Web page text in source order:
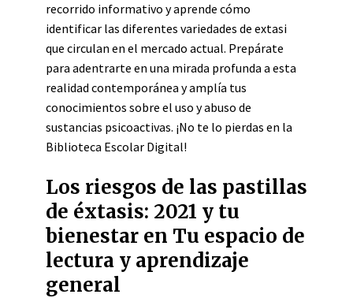
recorrido informativo y aprende cómo
identificar las diferentes variedades de extasi
que circulan en el mercado actual. Prepárate
para adentrarte en una mirada profunda a esta
realidad contemporánea y amplía tus
conocimientos sobre el uso y abuso de
sustancias psicoactivas. ¡No te lo pierdas en la
Biblioteca Escolar Digital!
Los riesgos de las pastillas
de éxtasis: 2021 y tu
bienestar en Tu espacio de
lectura y aprendizaje
general